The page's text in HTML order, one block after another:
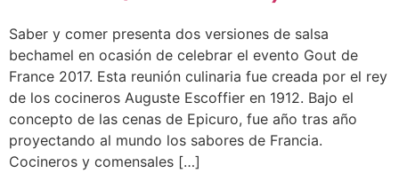
Saber y comer presenta dos versiones de salsa
bechamel en ocasión de celebrar el evento Gout de
France 2017. Esta reunión culinaria fue creada por el rey
de los cocineros Auguste Escoffier en 1912. Bajo el
concepto de las cenas de Epicuro, fue año tras año
proyectando al mundo los sabores de Francia.
Cocineros y comensales […]